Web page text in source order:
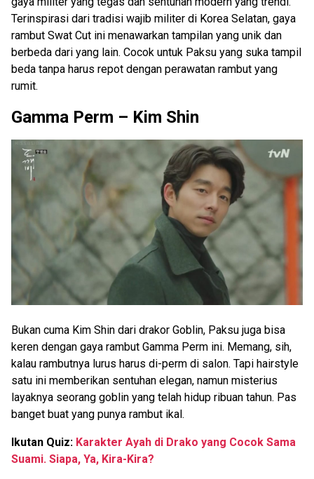
Terinspirasi dari tradisi wajib militer di Korea Selatan, gaya
rambut Swat Cut ini menawarkan tampilan yang unik dan
berbeda dari yang lain. Cocok untuk Paksu yang suka tampil
beda tanpa harus repot dengan perawatan rambut yang
rumit.
Gamma Perm – Kim Shin
Bukan cuma Kim Shin dari drakor Goblin, Paksu juga bisa
keren dengan gaya rambut Gamma Perm ini. Memang, sih,
kalau rambutnya lurus harus di-perm di salon. Tapi hairstyle
satu ini memberikan sentuhan elegan, namun misterius
layaknya seorang goblin yang telah hidup ribuan tahun. Pas
banget buat yang punya rambut ikal.
Ikutan Quiz: Karakter Ayah di Drako yang Cocok Sama
Suami. Siapa, Ya, Kira-Kira?